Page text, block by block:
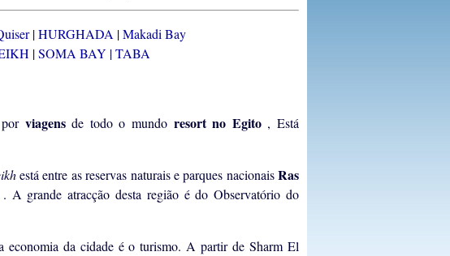
|HURGHADA |Makadi Bay
|SOMA BAY |TABA
viagensde todo o mundo resort no Egito , Está
está entre as reservas naturais e parques nacionaisRas
. A grande atracção desta região é do Observatório do
economia da cidade é o turismo. A partir de Sharm El